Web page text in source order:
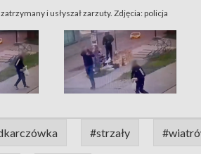
i usłyszał zarzuty. Zdjęcia: policja
#strzały